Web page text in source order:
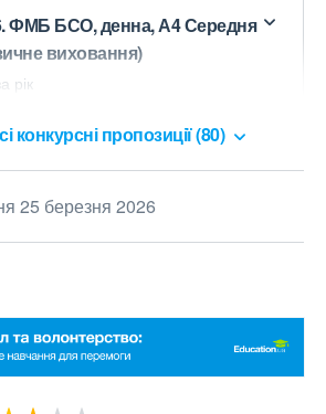
ФМБ БСО, денна, А4 Середня
виховання)
рік
конкурсні пропозиції (80)
25 березня 2026